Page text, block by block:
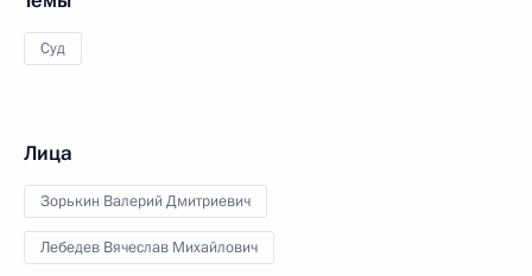
Суд
Лица
Зорькин Валерий Дмитриевич
Лебедев Вячеслав Михайлович